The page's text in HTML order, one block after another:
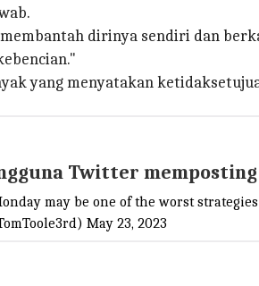
membantah dirinya sendiri dan
yang menyatakan
Twitter
may be one of the worst
May 23, 2023